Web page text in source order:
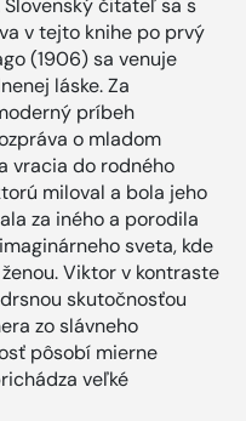
čitateľ sa s
v tejto knihe po prvý
(1906) sa venuje
láske. Za
príbeh
o mladom
vracia do rodného
miloval a bola jeho
za iného a porodila
sveta, kde
Viktor v kontraste
skutočnosťou
zo slávneho
pôsobí mierne
veľké